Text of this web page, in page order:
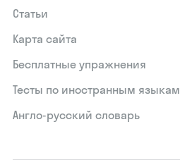
Статьи
Карта сайта
Бесплатные упражнения
Тесты по иностранным языкам
Англо-русский словарь